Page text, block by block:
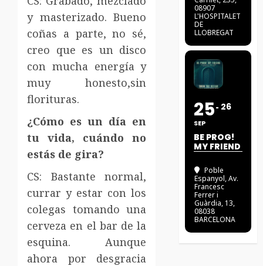
y masterizado. Bueno
coñas a parte, no sé,
creo que es un disco
con mucha energía y
muy honesto,sin
florituras.
¿Cómo es un día en
tu vida, cuándo no
estás de gira?
CS: Bastante normal,
currar y estar con los
colegas tomando una
cerveza en el bar de la
esquina. Aunque
ahora por desgracia
08907
L'HOSPITALET
DE
LLOBREGAT
25
SEP
26
BE PROG!
MY FRIEND
Poble
Espanyol, Av.
Francesc
Ferrer i
Guàrdia, 13,
08038
BARCELONA